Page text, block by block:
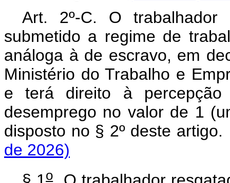
Art. 2º-C. O
submetido a regime de
análoga à de escravo, em
Ministério do Trabalho e
e terá direito à
desemprego no valor de 1
disposto no § 2º deste
de 2026)
o